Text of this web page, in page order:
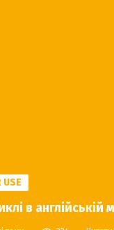
USE
в англійській